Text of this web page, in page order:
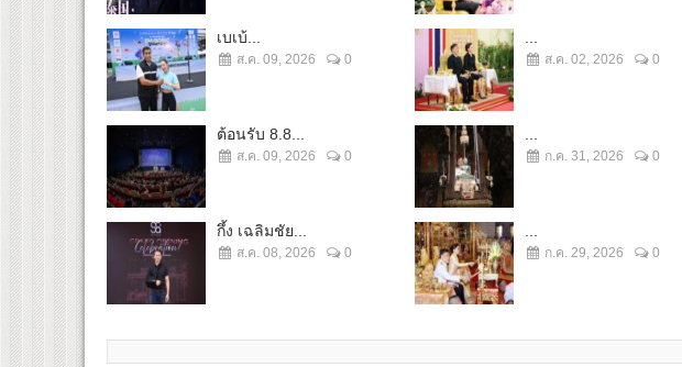
เบเบ้...
ส.ค. 09, 2026 0
ต้อนรับ 8.8...
ส.ค. 09, 2026 0
กึ้ง เฉลิมชัย...
ส.ค. 08, 2026 0
ส.ค. 02, 2026 0
ก.ค. 31, 2026 0
ก.ค. 29, 2026 0